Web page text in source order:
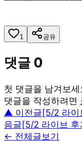
1 공유
댓글 0
첫 댓글을 남겨보세
댓글을 작성하려면
▲ 이전글[5/2 라
음글[5/2 라이브
← 전체글보기